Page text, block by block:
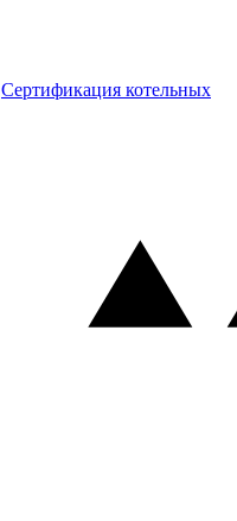
Сертификация котельных